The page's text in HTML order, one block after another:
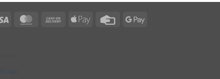
Visa MasterCardCash
Apple
Credit
Google
О нас